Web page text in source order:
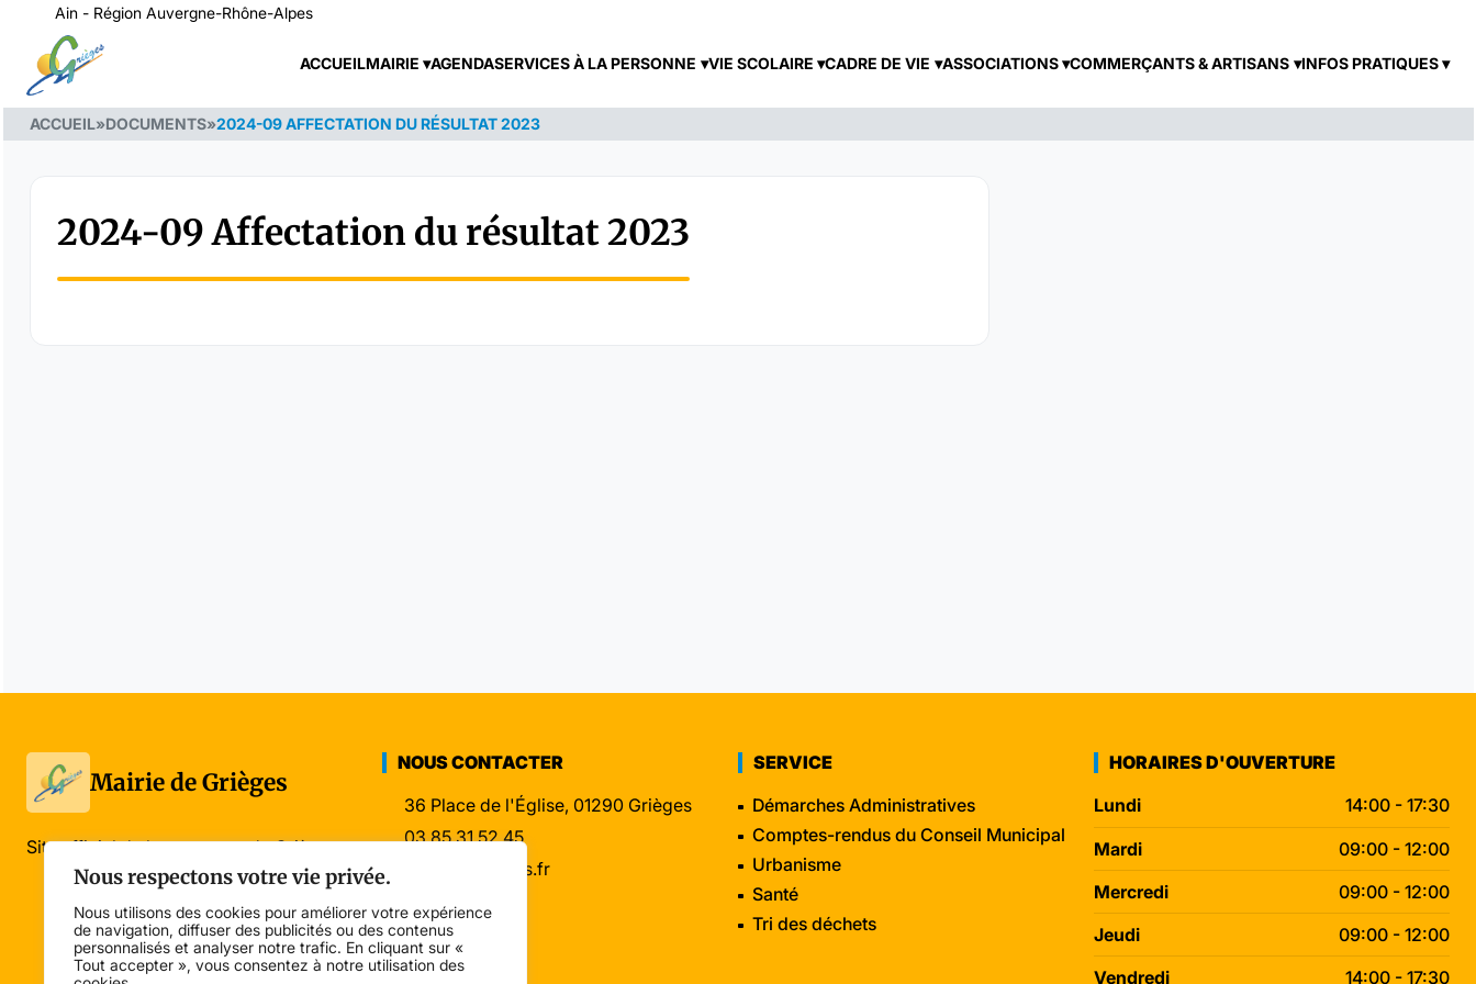
Nous respectons votre vie privée.
Nous utilisons des cookies pour améliorer votre expérience
de navigation, diffuser des publicités ou des contenus
personnalisés et analyser notre trafic. En cliquant sur «
Tout accepter », vous consentez à notre utilisation des
Ain - Région Auvergne-Rhône-Alpes
ACCUEILMAIRIE AGENDASERVICES À LA PERSONNE VIE SCOLAIRE CADRE DE VIE ASSOCIATIONS COMMERÇANTS & ARTISANS INFOS PRATIQUES
ACCUEIL»DOCUMENTS»2024-09 AFFECTATION DU RÉSULTAT 2023
2024-09 Affectation du résultat 2023
Mairie de Grièges
Site officiel de la commune de Grièges
NOUS CONTACTER
36 Place de l'Église, 01290 Grièges
03 85 31 52 45
mairie@grieges.fr
SERVICE
Démarches Administratives
Comptes-rendus du Conseil Municipal
Urbanisme
Santé
Tri des déchets
HORAIRES D'OUVERTURE
Lundi
14:00 - 17:30
Mardi
09:00 - 12:00
Mercredi
09:00 - 12:00
Jeudi
09:00 - 12:00
Vendredi
14:00 - 17:30